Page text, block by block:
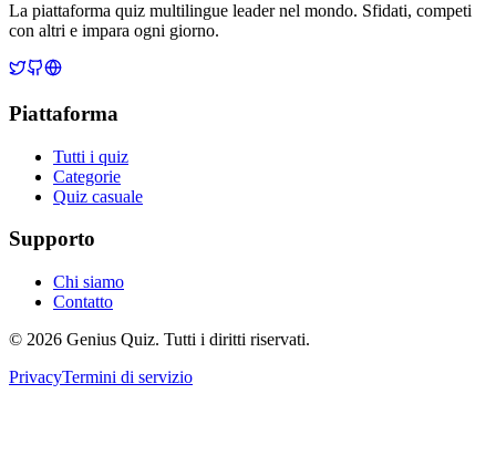
La piattaforma quiz multilingue leader nel mondo. Sfidati, competi
con altri e impara ogni giorno.
Piattaforma
Tutti i quiz
Categorie
Quiz casuale
Supporto
Chi siamo
Contatto
© 2026 Genius Quiz. Tutti i diritti riservati.
PrivacyTermini di servizio